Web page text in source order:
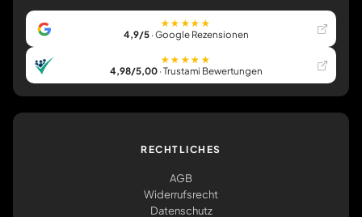
★★★★★
4,9/5· Google Rezensionen
★★★★★
4,98/5,00· Trustami Bewertungen
RECHTLICHES
AGB
Widerrufsrecht
Datenschutz